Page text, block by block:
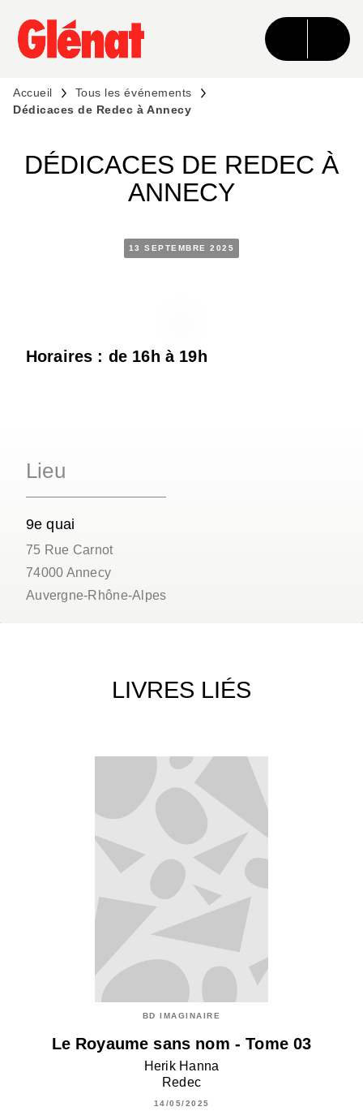
MENU RECHERCHE CONTENU
PIED DE PAGE
Accueil
Tous les événements
Dédicaces de Redec à Annecy
DÉDICACES DE REDEC À
ANNECY
13 SEPTEMBRE 2025
Horaires : de 16h à 19h
Lieu
9e quai
75 Rue Carnot
74000 Annecy
Auvergne-Rhône-Alpes
LIVRES LIÉS
BD IMAGINAIRE
Le Royaume sans nom - Tome 03
Herik Hanna
Redec
14/05/2025